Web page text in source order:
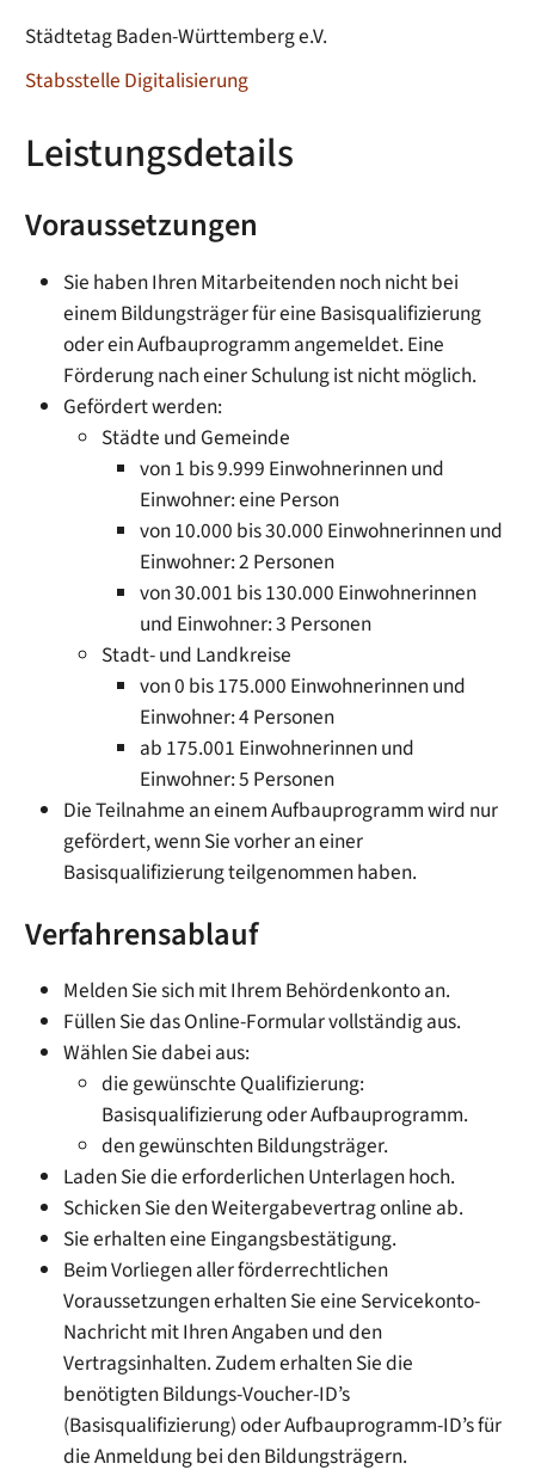
Städtetag Baden-Württemberg e.V.
Stabsstelle Digitalisierung
Leistungsdetails
Voraussetzungen
Sie haben Ihren Mitarbeitenden noch nicht bei
einem Bildungsträger für eine Basisqualifizierung
oder ein Aufbauprogramm angemeldet. Eine
Förderung nach einer Schulung ist nicht möglich.
Gefördert werden:
Städte und Gemeinde
von 1 bis 9.999 Einwohnerinnen und
Einwohner: eine Person
von 10.000 bis 30.000 Einwohnerinnen und
Einwohner: 2 Personen
von 30.001 bis 130.000 Einwohnerinnen
und Einwohner: 3 Personen
Stadt- und Landkreise
von 0 bis 175.000 Einwohnerinnen und
Einwohner: 4 Personen
ab 175.001 Einwohnerinnen und
Einwohner: 5 Personen
Die Teilnahme an einem Aufbauprogramm wird nur
gefördert, wenn Sie vorher an einer
Basisqualifizierung teilgenommen haben.
Verfahrensablauf
Melden Sie sich mit Ihrem Behördenkonto an.
Füllen Sie das Online-Formular vollständig aus.
Wählen Sie dabei aus:
die gewünschte Qualifizierung:
Basisqualifizierung oder Aufbauprogramm.
den gewünschten Bildungsträger.
Laden Sie die erforderlichen Unterlagen hoch.
Schicken Sie den Weitergabevertrag online ab.
Sie erhalten eine Eingangsbestätigung.
Beim Vorliegen aller förderrechtlichen
Voraussetzungen erhalten Sie eine Servicekonto-
Nachricht mit Ihren Angaben und den
Vertragsinhalten. Zudem erhalten Sie die
benötigten Bildungs-Voucher-ID’s
(Basisqualifizierung) oder Aufbauprogramm-ID’s für
die Anmeldung bei den Bildungsträgern.